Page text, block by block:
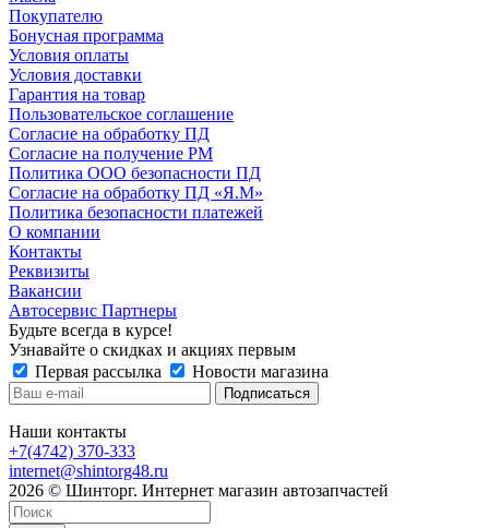
Покупателю
Бонусная программа
Условия оплаты
Условия доставки
Гарантия на товар
Пользовательское соглашение
Согласие на обработку ПД
Согласие на получение РМ
Политика ООО безопасности ПД
Согласие на обработку ПД «Я.М»
Политика безопасности платежей
О компании
Контакты
Реквизиты
Вакансии
Автосервис Партнеры
Будьте всегда в курсе!
Узнавайте о скидках и акциях первым
Первая рассылка
Новости магазина
Наши контакты
+7(4742) 370-333
internet@shintorg48.ru
2026 © Шинторг. Интернет магазин автозапчастей